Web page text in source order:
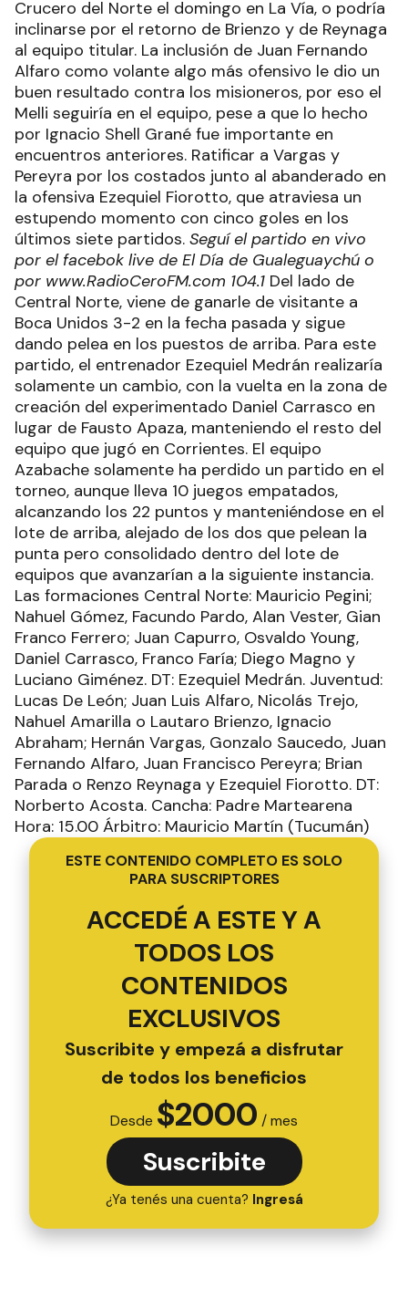
Crucero del Norte el domingo en La Vía, o podría
inclinarse por el retorno de Brienzo y de Reynaga
al equipo titular. La inclusión de Juan Fernando
Alfaro como volante algo más ofensivo le dio un
buen resultado contra los misioneros, por eso el
Melli seguiría en el equipo, pese a que lo hecho
por Ignacio Shell Grané fue importante en
encuentros anteriores. Ratificar a Vargas y
Pereyra por los costados junto al abanderado en
la ofensiva Ezequiel Fiorotto, que atraviesa un
estupendo momento con cinco goles en los
últimos siete partidos. Seguí el partido en vivo
por el facebok live de El Día de Gualeguaychú o
por www.RadioCeroFM.com 104.1 Del lado de
Central Norte, viene de ganarle de visitante a
Boca Unidos 3-2 en la fecha pasada y sigue
dando pelea en los puestos de arriba. Para este
partido, el entrenador Ezequiel Medrán realizaría
solamente un cambio, con la vuelta en la zona de
creación del experimentado Daniel Carrasco en
lugar de Fausto Apaza, manteniendo el resto del
equipo que jugó en Corrientes. El equipo
Azabache solamente ha perdido un partido en el
torneo, aunque lleva 10 juegos empatados,
alcanzando los 22 puntos y manteniéndose en el
lote de arriba, alejado de los dos que pelean la
punta pero consolidado dentro del lote de
equipos que avanzarían a la siguiente instancia.
Las formaciones Central Norte: Mauricio Pegini;
Nahuel Gómez, Facundo Pardo, Alan Vester, Gian
Franco Ferrero; Juan Capurro, Osvaldo Young,
Daniel Carrasco, Franco Faría; Diego Magno y
Luciano Giménez. DT: Ezequiel Medrán. Juventud:
Lucas De León; Juan Luis Alfaro, Nicolás Trejo,
Nahuel Amarilla o Lautaro Brienzo, Ignacio
Abraham; Hernán Vargas, Gonzalo Saucedo, Juan
Fernando Alfaro, Juan Francisco Pereyra; Brian
Parada o Renzo Reynaga y Ezequiel Fiorotto. DT:
Norberto Acosta. Cancha: Padre Martearena
Hora: 15.00 Árbitro: Mauricio Martín (Tucumán)
ESTE CONTENIDO COMPLETO ES SOLO
PARA SUSCRIPTORES
ACCEDÉ A ESTE Y A
TODOS LOS
CONTENIDOS
EXCLUSIVOS
Suscribite y empezá a disfrutar
de todos los beneficios
Desde $2000 / mes
Suscribite
¿Ya tenés una cuenta? Ingresá